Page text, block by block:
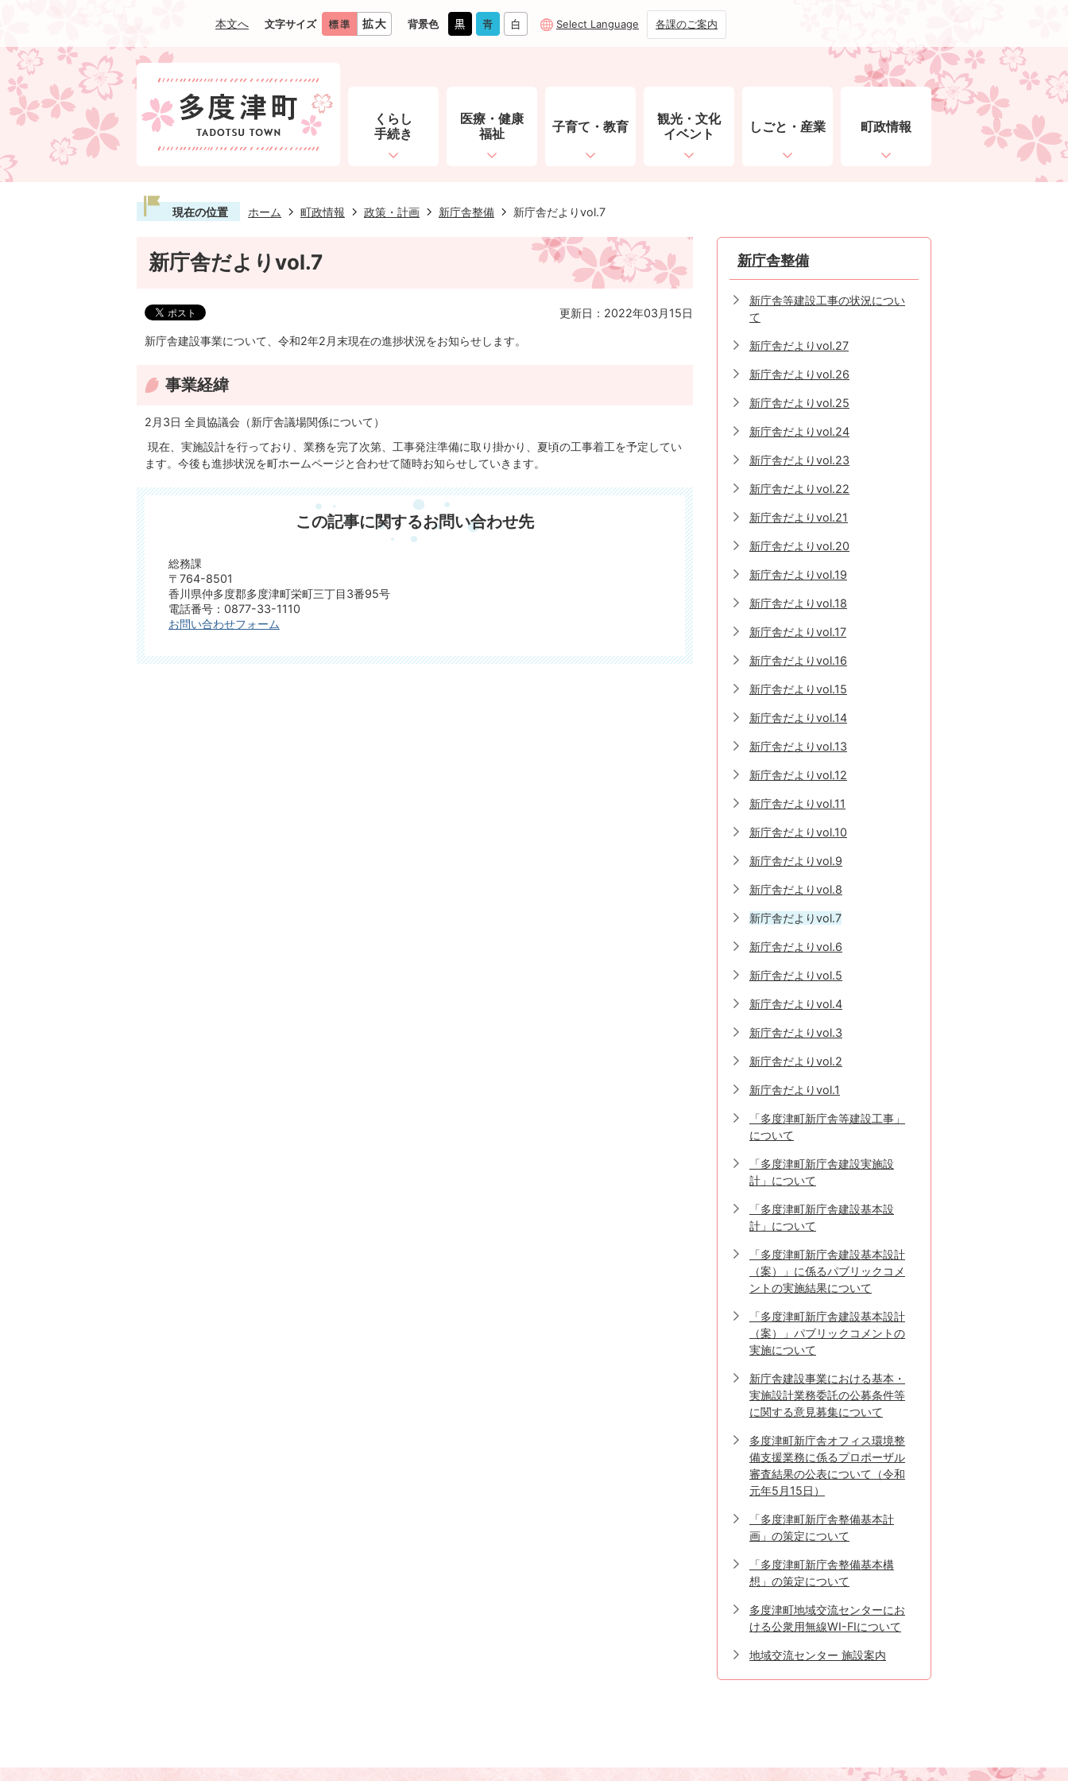
本文へ 文字サイズ 背景色 Select Language 各課のご案内
くらし
手続き
医療・健康
福祉
子育て・教育
観光・文化
イベント
しごと・産業 町政情報
現在の位置 ホーム 町政情報 政策・計画 新庁舎整備 新庁舎だよりvol.7
新庁舎だよりvol.7
更新日：2022年03月15日
新庁舎建設事業について、令和2年2月末現在の進捗状況をお知らせします。
事業経緯
2月3日 全員協議会（新庁舎議場関係について）
現在、実施設計を行っており、業務を完了次第、工事発注準備に取り掛かり、夏頃の工事着工を予定してい
ます。今後も進捗状況を町ホームページと合わせて随時お知らせしていきます。
この記事に関するお問い合わせ先
総務課
〒764-8501
香川県仲多度郡多度津町栄町三丁目3番95号
電話番号：0877-33-1110
お問い合わせフォーム
新庁舎整備
新庁舎等建設工事の状況につい
て
新庁舎だよりvol.27
新庁舎だよりvol.26
新庁舎だよりvol.25
新庁舎だよりvol.24
新庁舎だよりvol.23
新庁舎だよりvol.22
新庁舎だよりvol.21
新庁舎だよりvol.20
新庁舎だよりvol.19
新庁舎だよりvol.18
新庁舎だよりvol.17
新庁舎だよりvol.16
新庁舎だよりvol.15
新庁舎だよりvol.14
新庁舎だよりvol.13
新庁舎だよりvol.12
新庁舎だよりvol.11
新庁舎だよりvol.10
新庁舎だよりvol.9
新庁舎だよりvol.8
新庁舎だよりvol.7
新庁舎だよりvol.6
新庁舎だよりvol.5
新庁舎だよりvol.4
新庁舎だよりvol.3
新庁舎だよりvol.2
新庁舎だよりvol.1
「多度津町新庁舎等建設工事」
について
「多度津町新庁舎建設実施設
計」について
「多度津町新庁舎建設基本設
計」について
「多度津町新庁舎建設基本設計
（案）」に係るパブリックコメ
ントの実施結果について
「多度津町新庁舎建設基本設計
（案）」パブリックコメントの
実施について
新庁舎建設事業における基本・
実施設計業務委託の公募条件等
に関する意見募集について
多度津町新庁舎オフィス環境整
備支援業務に係るプロポーザル
審査結果の公表について（令和
元年5月15日）
「多度津町新庁舎整備基本計
画」の策定について
「多度津町新庁舎整備基本構
想」の策定について
多度津町地域交流センターにお
ける公衆用無線WI-FIについて
地域交流センター 施設案内